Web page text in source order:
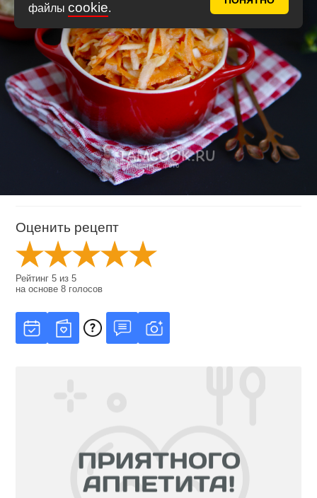
файлы cookie.
Оценить рецепт
Рейтинг5 из5
на основе8 голосов